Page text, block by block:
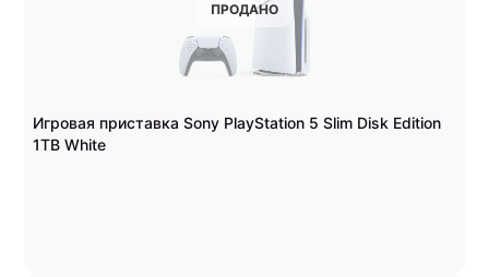
ПРОДАНО
Игровая приставка Sony PlayStation 5 Slim Disk Edition
1TB White